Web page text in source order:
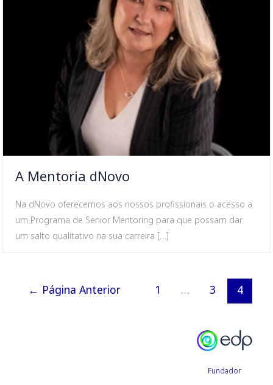
A Mentoria dNovo
Na dNovo oferecemos aos nossos profissionais o acesso a
um Programa de Senior Mentoring para que possam dar
um salto qualitativo na sua carreira […]
← Página Anterior 1 … 3 4